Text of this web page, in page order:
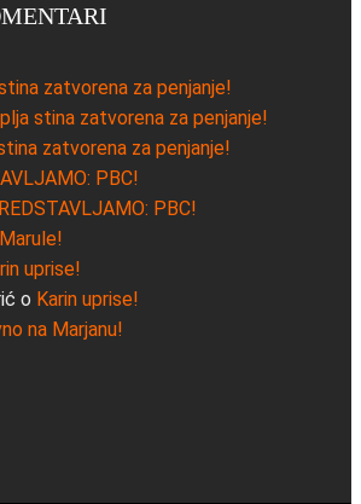
zatvorena za penjanje!
stina zatvorena za penjanje!
zatvorena za penjanje!
PBC!
PBC!
uprise!
o Karin uprise!
na Marjanu!